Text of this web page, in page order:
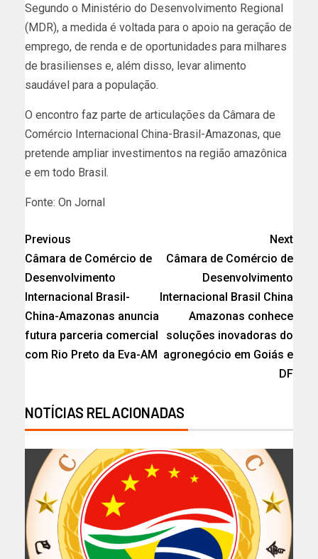
Segundo o Ministério do Desenvolvimento Regional
(MDR), a medida é voltada para o apoio na geração de
emprego, de renda e de oportunidades para milhares
de brasilienses e, além disso, levar alimento
saudável para a população.
O encontro faz parte de articulações da Câmara de
Comércio Internacional China-Brasil-Amazonas, que
pretende ampliar investimentos na região amazônica
e em todo Brasil.
Fonte: On Jornal
Previous
Câmara de Comércio de
Desenvolvimento
Internacional Brasil-
China-Amazonas anuncia
futura parceria comercial
com Rio Preto da Eva-AM
Next
Câmara de Comércio de
Desenvolvimento
Internacional Brasil China
Amazonas conhece
soluções inovadoras do
agronegócio em Goiás e
DF
NOTÍCIAS RELACIONADAS